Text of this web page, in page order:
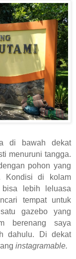
di bawah dekat
menuruni tangga.
pohon yang
Kondisi di kolam
lebih leluasa
tempat untuk
gazebo yang
berenang saya
dahulu. Di dekat
instagramable.